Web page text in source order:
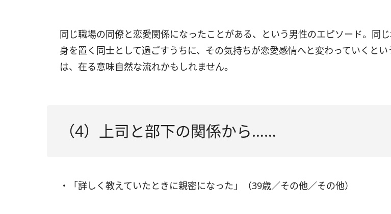
同じ職場の同僚と恋愛関係になったことがある、という男性のエピソード。同
身を置く同士として過ごすうちに、その気持ちが恋愛感情へと変わっていくとい
は、在る意味自然な流れかもしれません。
（4）上司と部下の関係から……
・「詳しく教えていたときに親密になった」（39歳／その他／その他）